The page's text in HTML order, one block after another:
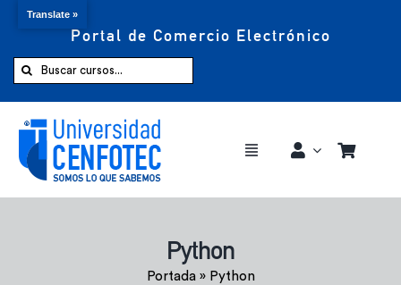
Portal de Comercio Electrónico
Buscar:
Toggle
Comprar ahora
Python
Portada» Python
Translate »